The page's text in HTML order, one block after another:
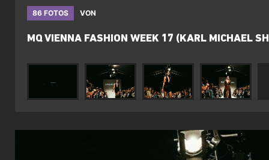
86 FOTOS VON
MQ VIENNA FASHION WEEK 17 (KARL MICHAEL